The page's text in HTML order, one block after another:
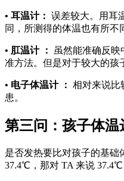
• 耳温计： 误差较大。用耳
同，所测得的体温也有所不
• 肛温计 ：
虽然能准确反
准方法。但是对于较大的孩
• 电子体温计 ： 相对来说比
患。
第三问：孩子体温
是否发热要比对孩子的基础
37.4℃，那对 TA 来说 37.4℃